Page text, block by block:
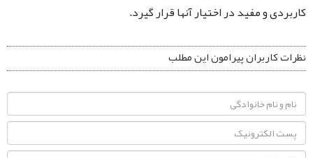
کاربردی و مفید در اختیار آنها قرار گیرد.
نظرات کاربران پیرامون این مطلب